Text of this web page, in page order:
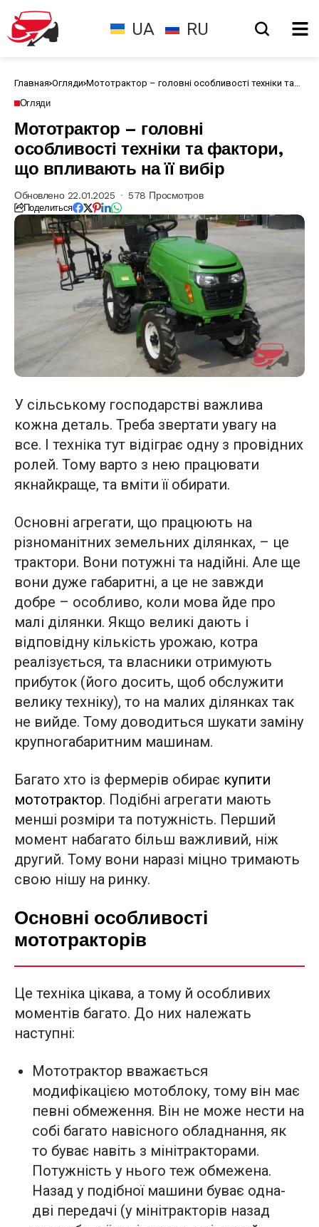
UA RU
Главная Огляди Мототрактор – головні особливості техніки та
Огляди
Мототрактор – головні
особливості техніки та фактори,
що впливають на її вибір
Обновлено 22.01.2025 578 Просмотров
Поделиться
У сільському господарстві важлива
кожна деталь. Треба звертати увагу на
все. І техніка тут відіграє одну з провідних
ролей. Тому варто з нею працювати
якнайкраще, та вміти її обирати.
Основні агрегати, що працюють на
різноманітних земельних ділянках, – це
трактори. Вони потужні та надійні. Але ще
вони дуже габаритні, а це не завжди
добре – особливо, коли мова йде про
малі ділянки. Якщо великі дають і
відповідну кількість урожаю, котра
реалізується, та власники отримують
прибуток (його досить, щоб обслужити
велику техніку), то на малих ділянках так
не вийде. Тому доводиться шукати заміну
крупногабаритним машинам.
Багато хто із фермерів обирає купити
мототрактор. Подібні агрегати мають
менші розміри та потужність. Перший
момент набагато більш важливий, ніж
другий. Тому вони наразі міцно тримають
свою нішу на ринку.
Основні особливості
мототракторів
Це техніка цікава, а тому й особливих
моментів багато. До них належать
наступні:
Мототрактор вважається
модифікацією мотоблоку, тому він має
певні обмеження. Він не може нести на
собі багато навісного обладнання, як
то буває навіть з мінітракторами.
Потужність у нього теж обмежена.
Назад у подібної машини буває одна-
дві передачі (у мінітракторів назад